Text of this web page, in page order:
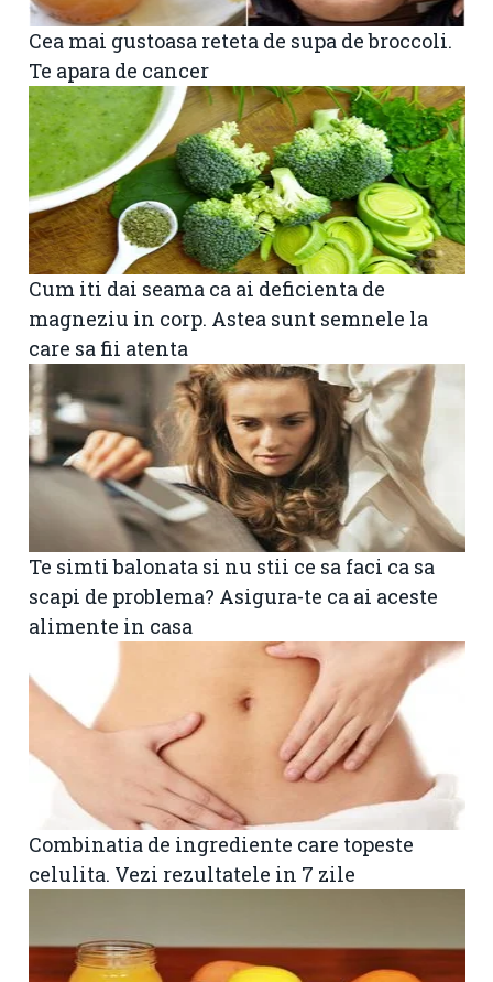
Cea mai gustoasa reteta de supa de broccoli.
Te apara de cancer
Cum iti dai seama ca ai deficienta de
magneziu in corp. Astea sunt semnele la
care sa fii atenta
Te simti balonata si nu stii ce sa faci ca sa
scapi de problema? Asigura-te ca ai aceste
alimente in casa
Combinatia de ingrediente care topeste
celulita. Vezi rezultatele in 7 zile